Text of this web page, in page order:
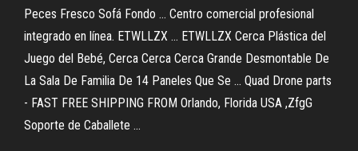
Peces Fresco Sofá Fondo ... Centro comercial profesional
integrado en línea. ETWLLZX ... ETWLLZX Cerca Plástica del
Juego del Bebé, Cerca Cerca Cerca Grande Desmontable De
La Sala De Familia De 14 Paneles Que Se ... Quad Drone parts
- FAST FREE SHIPPING FROM Orlando, Florida USA ,ZfgG
Soporte de Caballete ...